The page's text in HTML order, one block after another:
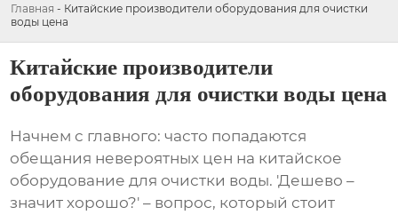
Главная - Китайские производители оборудования для очистки
воды цена
Китайские производители
оборудования для очистки воды цена
Начнем с главного: часто попадаются
обещания невероятных цен на китайское
оборудование для очистки воды. 'Дешево –
значит хорошо?' – вопрос, который стоит